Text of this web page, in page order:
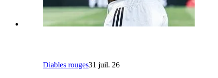
Diables rouges31 juil. 26